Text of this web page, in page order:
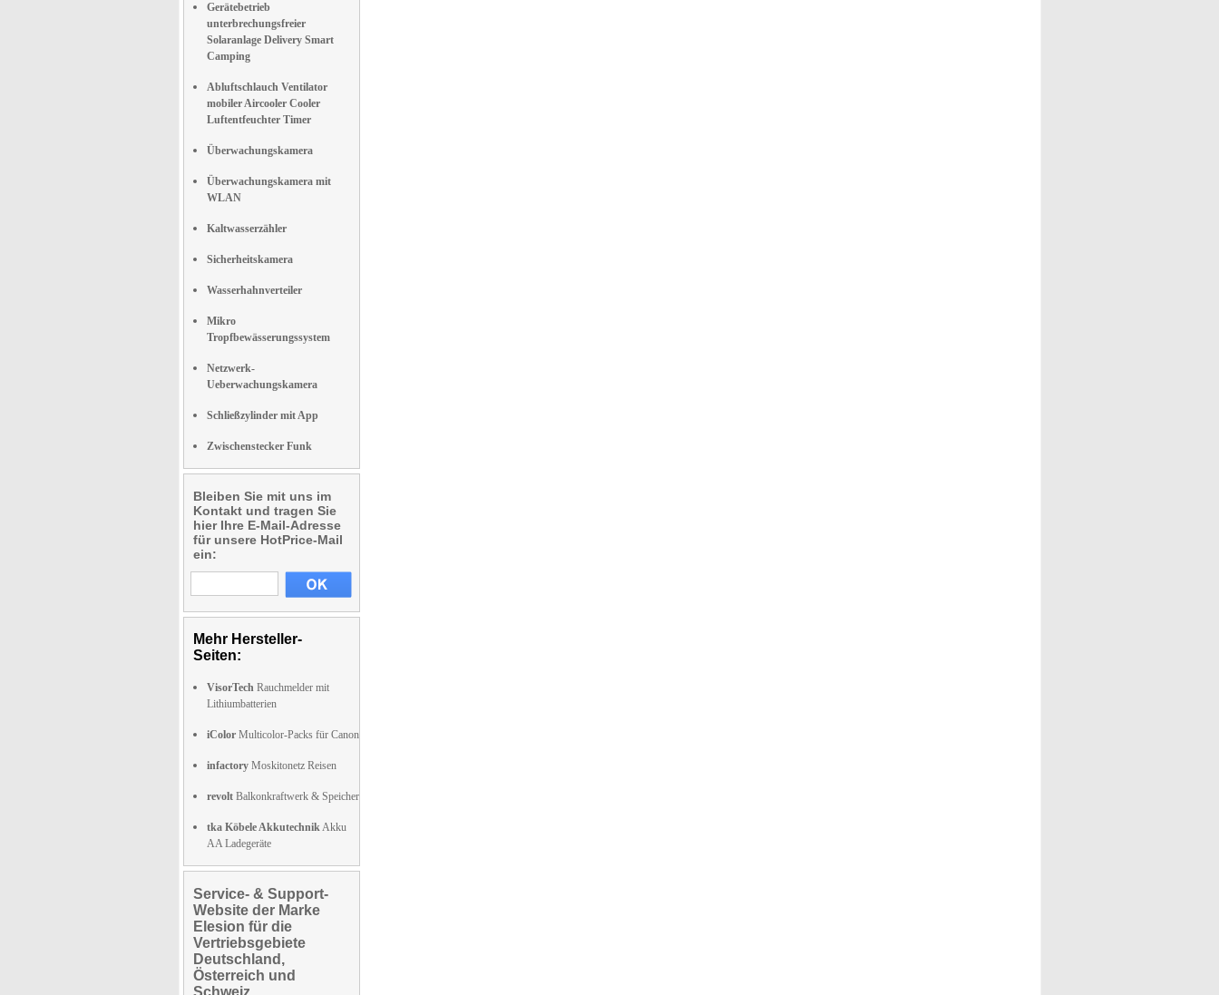
Gerätebetrieb
unterbrechungsfreier
Solaranlage Delivery Smart
Camping
Abluftschlauch Ventilator
mobiler Aircooler Cooler
Luftentfeuchter Timer
Überwachungskamera
Überwachungskamera mit
WLAN
Kaltwasserzähler
Sicherheitskamera
Wasserhahnverteiler
Mikro
Tropfbewässerungssystem
Netzwerk-
Ueberwachungskamera
Schließzylinder mit App
Zwischenstecker Funk
Bleiben Sie mit uns im
Kontakt und tragen Sie
hier Ihre E-Mail-Adresse
für unsere HotPrice-Mail
ein:
Mehr Hersteller-
Seiten:
VisorTech Rauchmelder mit
Lithiumbatterien
iColor Multicolor-Packs für Canon
infactory Moskitonetz Reisen
revolt Balkonkraftwerk & Speicher
tka Köbele AkkutechnikAkku
AA Ladegeräte
Service- & Support-
Website der Marke
Elesion für die
Vertriebsgebiete
Deutschland,
Österreich und
Schweiz